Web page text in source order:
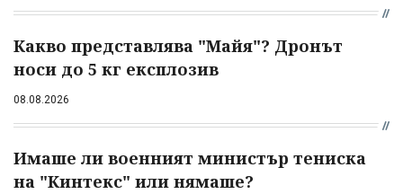
Какво представлява "Майя"? Дронът
носи до 5 кг експлозив
08.08.2026
Имаше ли военният министър тениска
на "Кинтекс" или нямаше?